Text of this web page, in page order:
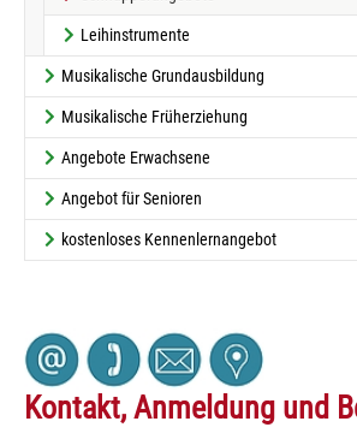
Leihinstrumente
Musikalische Grundausbildung
Musikalische Früherziehung
Angebote Erwachsene
Angebot für Senioren
kostenloses Kennenlernangebot
Kontakt, Anmeldung und